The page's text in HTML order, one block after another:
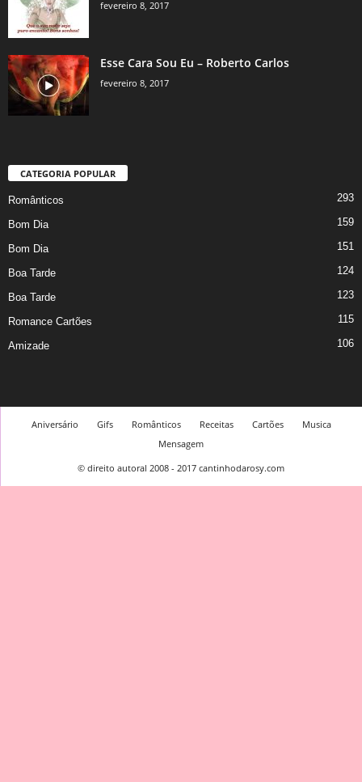
fevereiro 8, 2017
Esse Cara Sou Eu – Roberto Carlos
fevereiro 8, 2017
CATEGORIA POPULAR
Românticos 293
Bom Dia 159
Bom Dia 151
Boa Tarde 124
Boa Tarde 123
Romance Cartões 115
Amizade 106
Aniversário Gifs Românticos Receitas Cartões
Musica
Mensagem
© direito autoral 2008 - 2017 cantinhodarosy.com